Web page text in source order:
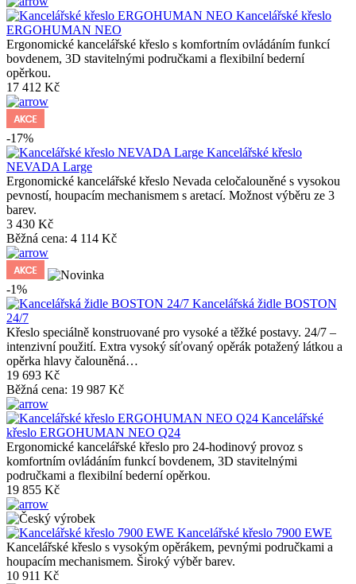
Kancelářské křeslo
ERGOHUMAN NEO
Ergonomické kancelářské křeslo s komfortním ovládáním funkcí
bovdenem, 3D stavitelnými područkami a flexibilní bederní
opěrkou.
17 412 Kč
-17%
Kancelářské křeslo
NEVADA Large
Ergonomické kancelářské křeslo Nevada celočalouněné s vysokou
pevností, houpacím mechanismem s aretací. Možnost výběru ze 3
barev.
3 430 Kč
Běžná cena: 4 114 Kč
-1%
Kancelářská židle BOSTON
24/7
Křeslo speciálně konstruované pro vysoké a těžké postavy. 24/7 –
intenzivní použití. Extra vysoký síťovaný opěrák potažený látkou a
opěrka hlavy čalouněná…
19 693 Kč
Běžná cena: 19 987 Kč
Kancelářské
křeslo ERGOHUMAN NEO Q24
Ergonomické kancelářské křeslo pro 24-hodinový provoz s
komfortním ovládáním funkcí bovdenem, 3D stavitelnými
područkami a flexibilní bederní opěrkou.
19 855 Kč
Kancelářské křeslo 7900 EWE
Kancelářské křeslo s vysokým opěrákem, pevnými područkami a
houpacím mechanismem. Široký výběr barev.
10 911 Kč